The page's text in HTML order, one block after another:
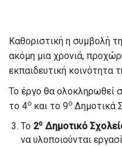
Καθοριστική η συμβολή
ακόμη μια χρονιά,
εκπαιδευτική κοινότητα
Το έργο θα ολοκληρωθεί
το 4ο και το 9ο Δημοτικά
Το 2ο Δημοτικό
να υλοποιούνται